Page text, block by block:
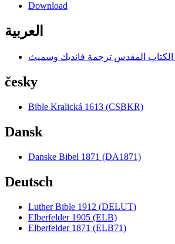
Download
العربية
česky
Bible Kralická 1613 (CSBKR)
Dansk
Danske Bibel 1871 (DA1871)
Deutsch
Luther Bible 1912 (DELUT)
Elberfelder 1905 (ELB)
Elberfelder 1871 (ELB71)